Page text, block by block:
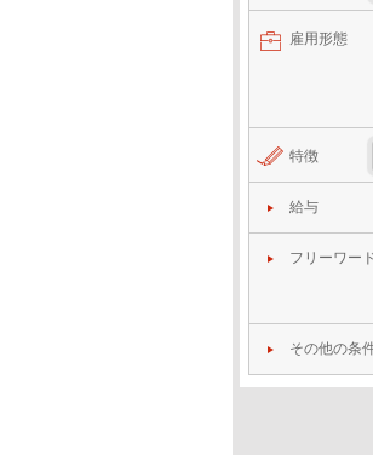
雇用形態
特徴
給与
フリーワー
その他の条